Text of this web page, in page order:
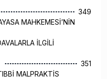
349
MAHKEMESİ’NİN
İLGİLİ
351
MALPRAKTİS